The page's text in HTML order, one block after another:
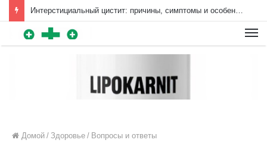
Интерстициальный цистит: причины, симптомы и особенности лечения | Diet4Health.ru
Домой / Здоровье / Вопросы и ответы
Для любых предложений по